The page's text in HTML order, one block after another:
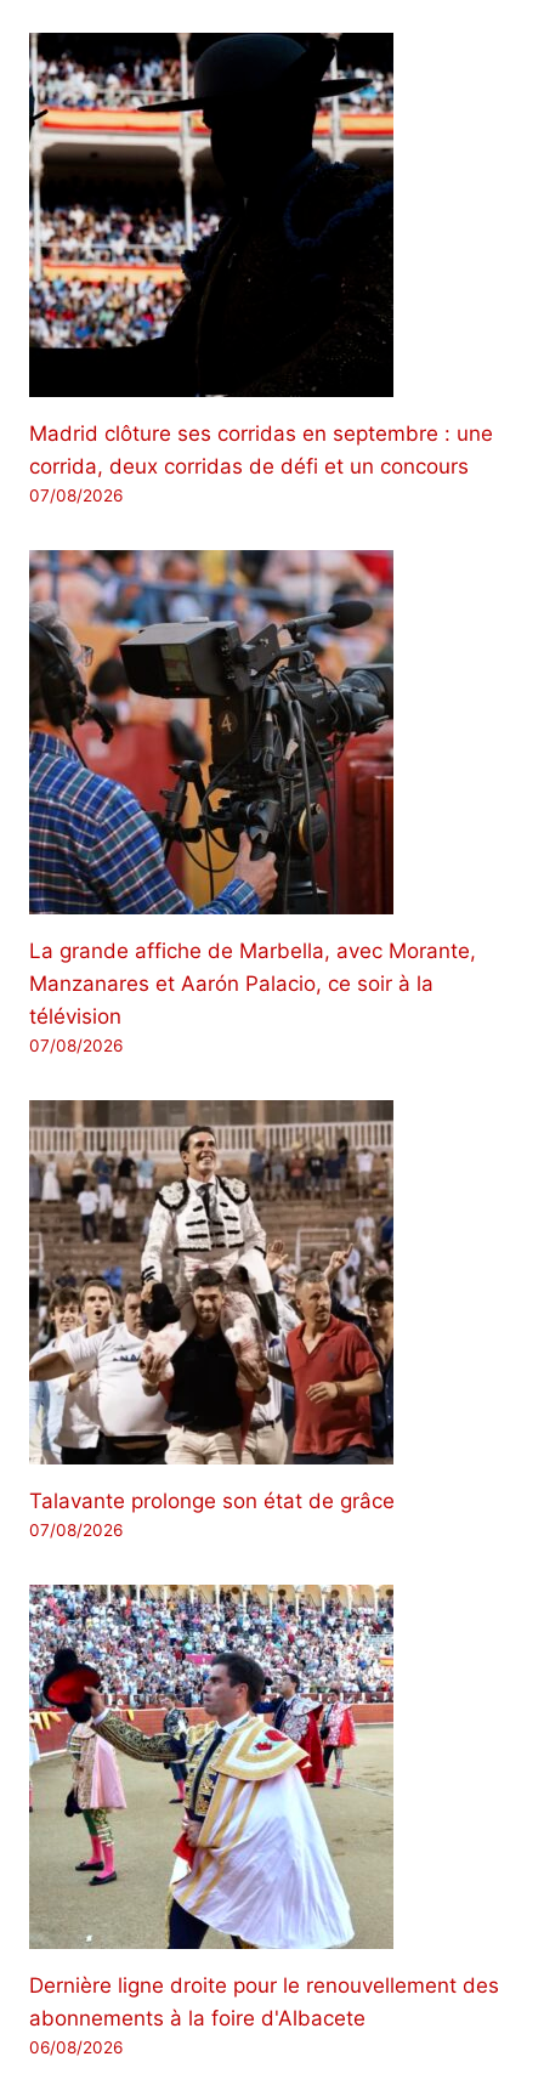
Madrid clôture ses corridas en septembre : une
corrida, deux corridas de défi et un concours
07/08/2026
La grande affiche de Marbella, avec Morante,
Manzanares et Aarón Palacio, ce soir à la
télévision
07/08/2026
Talavante prolonge son état de grâce
07/08/2026
Dernière ligne droite pour le renouvellement des
abonnements à la foire d'Albacete
06/08/2026